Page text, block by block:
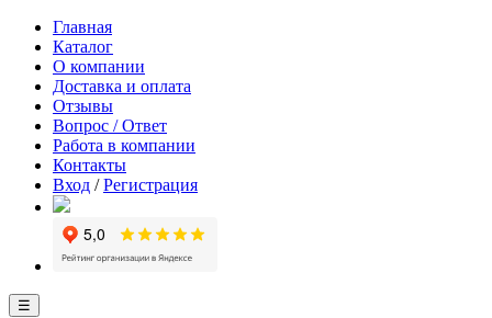
Главная
Каталог
О компании
Доставка и оплата
Отзывы
Вопрос / Ответ
Работа в компании
Контакты
Вход /Регистрация
☰